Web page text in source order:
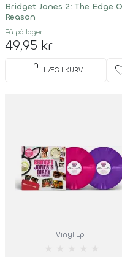
Bridget Jones 2: The Edge
Reason
Få på lager
49,95 kr
shopping_bag LÆG I KURV
Vinyl Lp